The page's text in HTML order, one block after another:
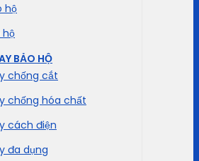
hộ
hộ
BẢO HỘ
chống cắt
chống hóa chất
cách điện
đa dụng